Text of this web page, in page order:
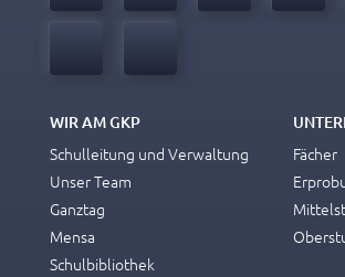
WIR AM GKP
Schulleitung und Verwaltung
Unser Team
Ganztag
Mensa
Schulbibliothek
Fächer